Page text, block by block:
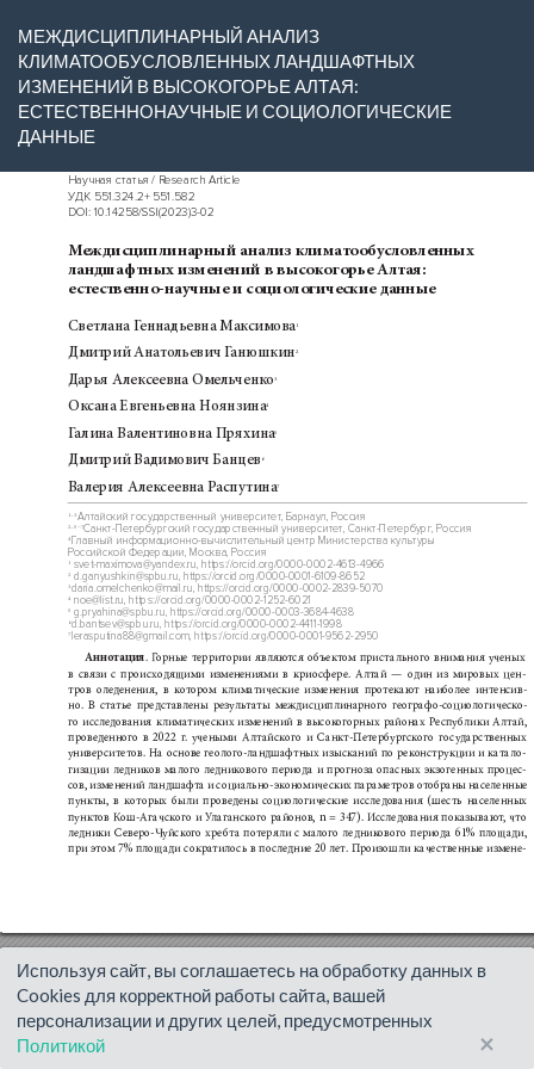
Подробностям
статье
МЕЖДИСЦИПЛИНАРНЫЙ АНАЛИЗ
КЛИМАТООБУСЛОВЛЕННЫХ ЛАНДШАФТНЫХ
ИЗМЕНЕНИЙ В ВЫСОКОГОРЬЕ АЛТАЯ:
ЕСТЕСТВЕННОНАУЧНЫЕ И СОЦИОЛОГИЧЕСКИЕ
ДАННЫЕ
Используя сайт, вы соглашаетесь на обработку данных в
Cookies для корректной работы сайта, вашей
персонализации и других целей, предусмотренных
Политикой
×